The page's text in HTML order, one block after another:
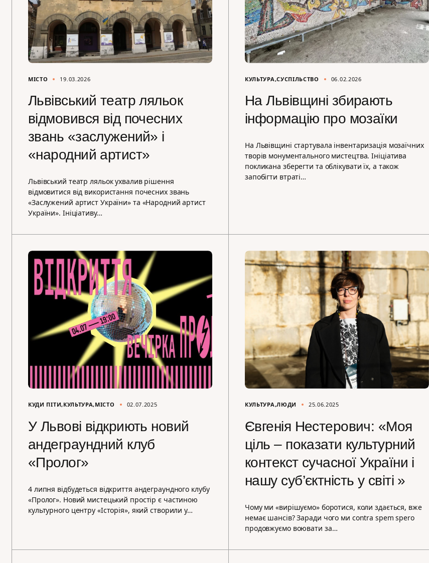
МІСТО 19.03.2026
Львівський театр ляльок
відмовився від почесних
звань «заслужений» і
«народний артист»
Львівський театр ляльок ухвалив рішення
відмовитися від використання почесних звань
«Заслужений артист України» та «Народний артист
України». Ініціативу…
КУЛЬТУРА СУСПІЛЬСТВО 06.02.2026
На Львівщині збирають
інформацію про мозаїки
На Львівщині стартувала інвентаризація мозаїчних
творів монументального мистецтва. Ініціатива
покликана зберегти та облікувати їх, а також
запобігти втраті…
КУДИ ПІТИ КУЛЬТУРА МІСТО 02.07.2025
У Львові відкриють новий
андеграундний клуб
«Пролог»
4 липня відбудеться відкриття андеграундного клубу
«Пролог». Новий мистецький простір є частиною
культурного центру «Історія», який створили у…
КУЛЬТУРА ЛЮДИ 25.06.2025
Євгенія Нестерович: «Моя
ціль – показати культурний
контекст сучасної України і
нашу суб’єктність у світі »
Чому ми «вирішуємо» боротися, коли здається, вже
немає шансів? Заради чого ми contra spem spero
продовжуємо воювати за…